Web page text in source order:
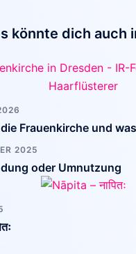
könnte dich auch
Frauenkirche und
2025
oder Umnutzung